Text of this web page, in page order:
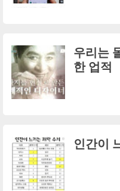
우리는
한 업적
인간이